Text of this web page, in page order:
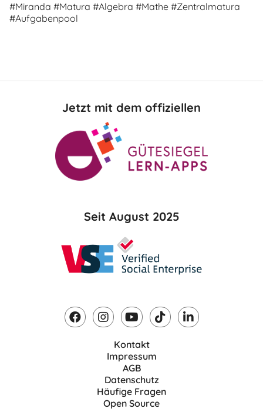
#Miranda #Matura #Algebra #Mathe #Zentralmatura
#Aufgabenpool
Jetzt mit dem offiziellen
Seit August 2025
Kontakt
Impressum
AGB
Datenschutz
Häufige Fragen
Open Source